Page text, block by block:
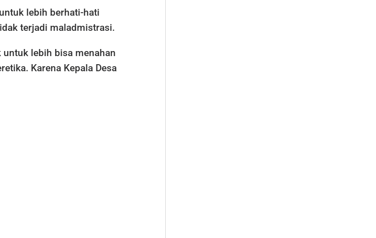
lebih berhati-hati
terjadi maladmistrasi.
untuk lebih bisa menahan
Karena Kepala Desa